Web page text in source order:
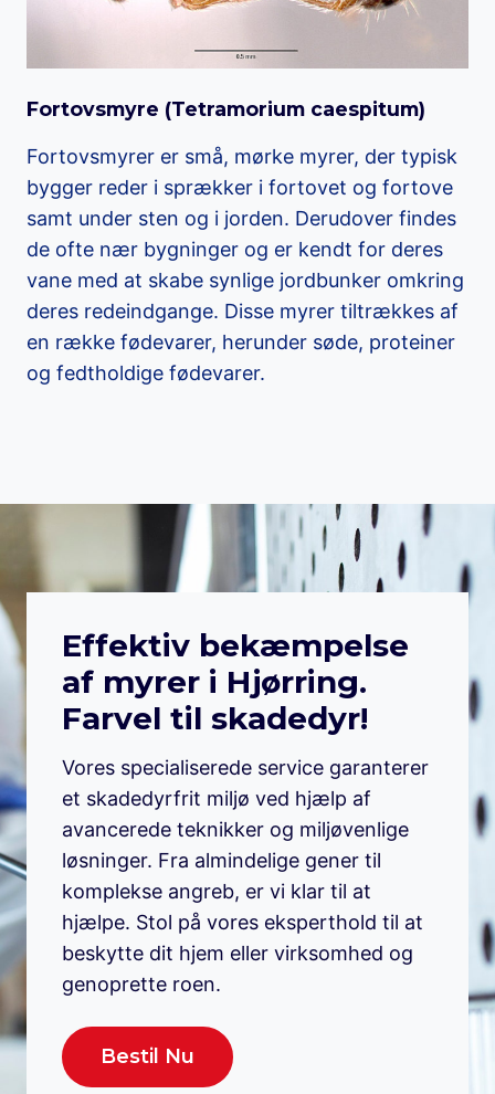
Fortovsmyre (Tetramorium caespitum)
Fortovsmyrer er små, mørke myrer, der typisk
bygger reder i sprækker i fortovet og fortove
samt under sten og i jorden. Derudover findes
de ofte nær bygninger og er kendt for deres
vane med at skabe synlige jordbunker omkring
deres redeindgange. Disse myrer tiltrækkes af
en række fødevarer, herunder søde, proteiner
og fedtholdige fødevarer.
Effektiv bekæmpelse
af myrer i Hjørring.
Farvel til skadedyr!
Vores specialiserede service garanterer
et skadedyrfrit miljø ved hjælp af
avancerede teknikker og miljøvenlige
løsninger. Fra almindelige gener til
komplekse angreb, er vi klar til at
hjælpe. Stol på vores eksperthold til at
beskytte dit hjem eller virksomhed og
genoprette roen.
Bestil Nu